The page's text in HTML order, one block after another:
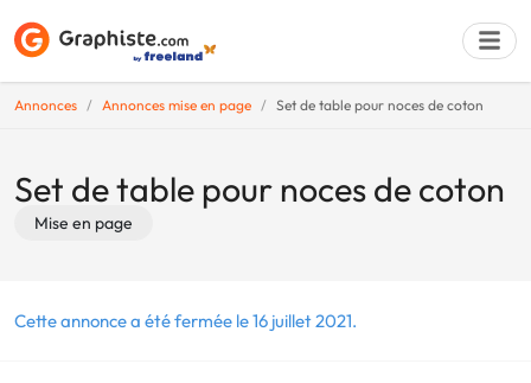
Annonces Annonces mise en page Set de table pour noces de coton
Set de table pour noces de coton
Mise en page
Cette annonce a été fermée le 16 juillet 2021.